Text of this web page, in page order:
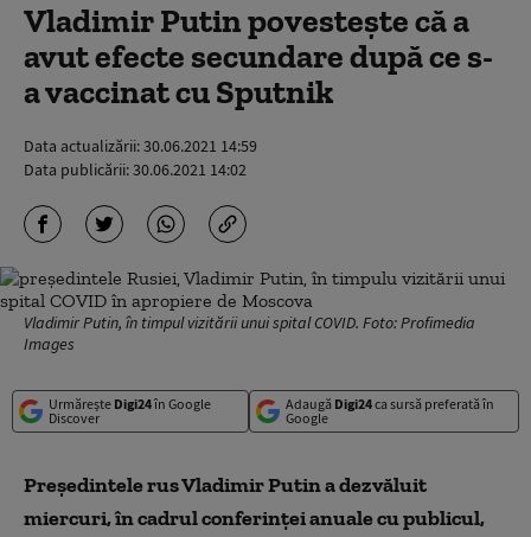
Vladimir Putin povestește că a
avut efecte secundare după ce s-
a vaccinat cu Sputnik
Data actualizării:30.06.2021 14:59
Data publicării:30.06.2021 14:02
Vladimir Putin, în timpul vizitării unui spital COVID. Foto: Profimedia
Images
Urmărește Digi24în Google
Discover
Adaugă Digi24ca sursă preferată în
Google
Președintele rus Vladimir Putin a dezvăluit
miercuri, în cadrul conferinței anuale cu publicul,